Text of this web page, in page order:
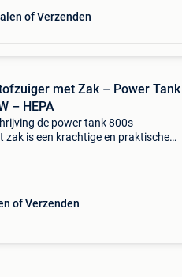
of Verzenden
met Zak – Power Tank
– HEPA
de power tank 800s
zak is een krachtige en praktische
of Verzenden